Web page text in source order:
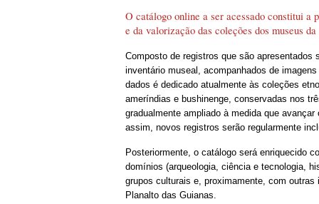
O catálogo online a ser acessado constitui a
e da valorização das coleções dos museus
Composto de registros que são apresentados
inventário museal, acompanhados de
dados é dedicado atualmente às coleções
ameríndias e bushinenge, conservadas nos
gradualmente ampliado à medida que
assim, novos registros serão regularmente
Posteriormente, o catálogo será enriquecido
domínios (arqueologia, ciência e tecnologia,
grupos culturais e, proximamente, com
Planalto das Guianas.